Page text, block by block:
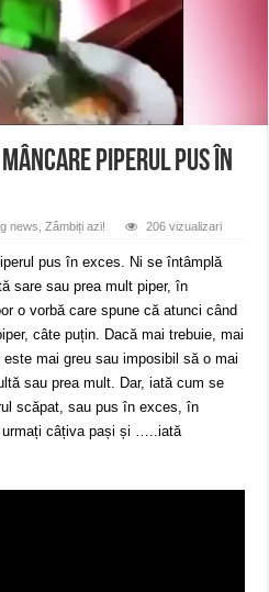
– 04.08.2026 – str. Văliugului și
– 04.08.2026 – avarie – Calea
piperul pus în
news ,Zâmbiți azi! 206 vizualizari
pus în exces. Ni se întâmplă
sare sau prea mult piper, în
o vorbă care spune că atunci când
câte puțin. Dacă mai trebuie, mai
mai greu sau imposibil să o mai
sau prea mult. Dar, iată cum se
scăpat, sau pus în exces, în
urmați câțiva pași și …..iată